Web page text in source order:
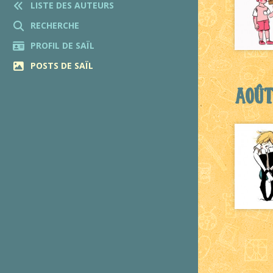
LISTE DES AUTEURS
RECHERCHE
PROFIL DE SAÏL
POSTS DE SAÏL